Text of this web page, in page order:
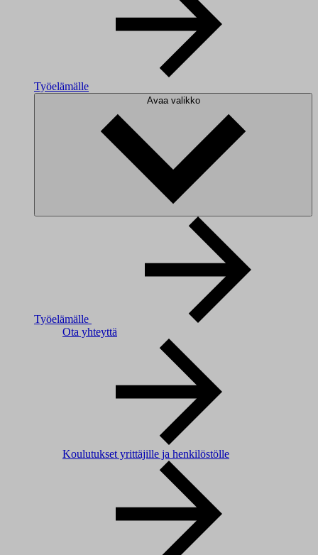
Työelämälle
Avaa valikko
Työelämälle
Ota yhteyttä
Koulutukset yrittäjille ja henkilöstölle